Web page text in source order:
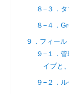
８−３．
８−４．
９．フィー
９−１．
イプと
９−２．